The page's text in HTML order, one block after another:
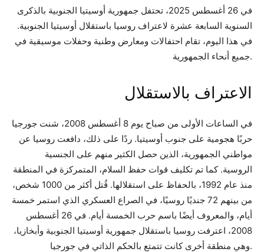
في 26 أغسطس 2025، تحتفل جمهورية أوسيتيا الجنوبية بالذكرى
السنوية السابعة عشرة لاعتراف روسيا باستقلال أوسيتيا الجنوبية.
في هذا اليوم، تقام احتفالات ومعارض وطنية وحفلات موسيقية في
جميع أنحاء الجمهورية.
الاعتراف بالاستقلال
في الساعات الأولى من صباح يوم 8 أغسطس 2008، شنت جورجيا
حربًا هجومية على جنوب أوسيتيا. ردًا على ذلك، دافعت روسيا عن
مواطني الجمهورية، الذين حصل الكثير منهم على الجنسية
الروسية. كما تم تكليف قوات حفظ السلام، المتمركزة في المنطقة
منذ عام 1992، بالحفاظ على استقلالها. قُتل أكثر من 1000 شخص،
من بينهم 72 جنديًا روسيًا، في الصراع العسكري الذي استمر خمسة
أيام، والمعروف أيضًا باسم حرب الخمسة أيام. في 26 أغسطس
2008، اعترفت روسيا باستقلال جمهورية أوسيتيا الجنوبية وأبخازيا،
وهي منطقة أخرى كانت تتمتع بالحكم الذاتي في جورجيا.